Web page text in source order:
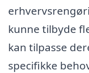
kunne tilbyde
kan tilpasse
specifikke